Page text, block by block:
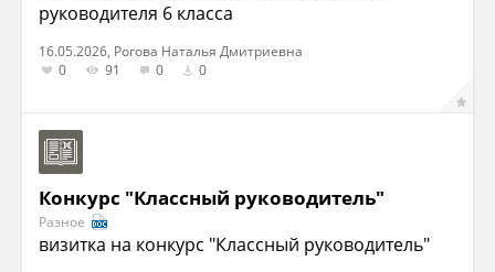
руководителя 6 класса
16.05.2026, Рогова Наталья Дмитриевна
0
91 0 0
Конкурс "Классный руководитель"
Разное
визитка на конкурс "Классный руководитель"